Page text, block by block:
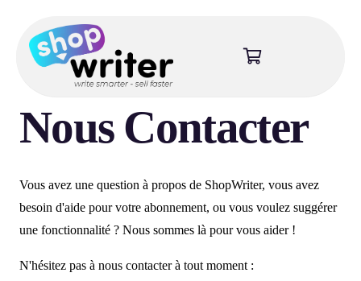
Nous Contacter
Vous avez une question à propos de ShopWriter, vous avez
besoin d'aide pour votre abonnement, ou vous voulez suggérer
une fonctionnalité ? Nous sommes là pour vous aider !
N'hésitez pas à nous contacter à tout moment :